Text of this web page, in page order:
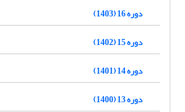
دوره 16 (1403)
دوره 15 (1402)
دوره 14 (1401)
دوره 13 (1400)